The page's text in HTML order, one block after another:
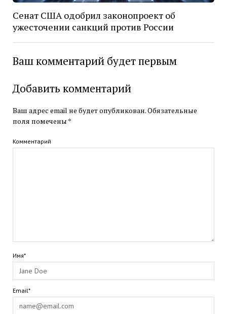
Сенат США одобрил законопроект об
ужесточении санкций против России
Ваш комментарий будет первым
Добавить комментарий
Ваш адрес email не будет опубликован.Обязательные
поля помечены *
Комментарий
Имя*
Email*